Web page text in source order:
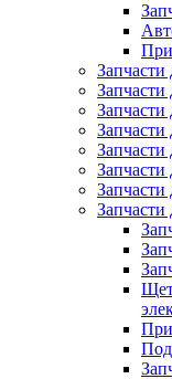
Запчасти
Запчасти
Запчасти
Запчасти
Запчасти
Запчасти